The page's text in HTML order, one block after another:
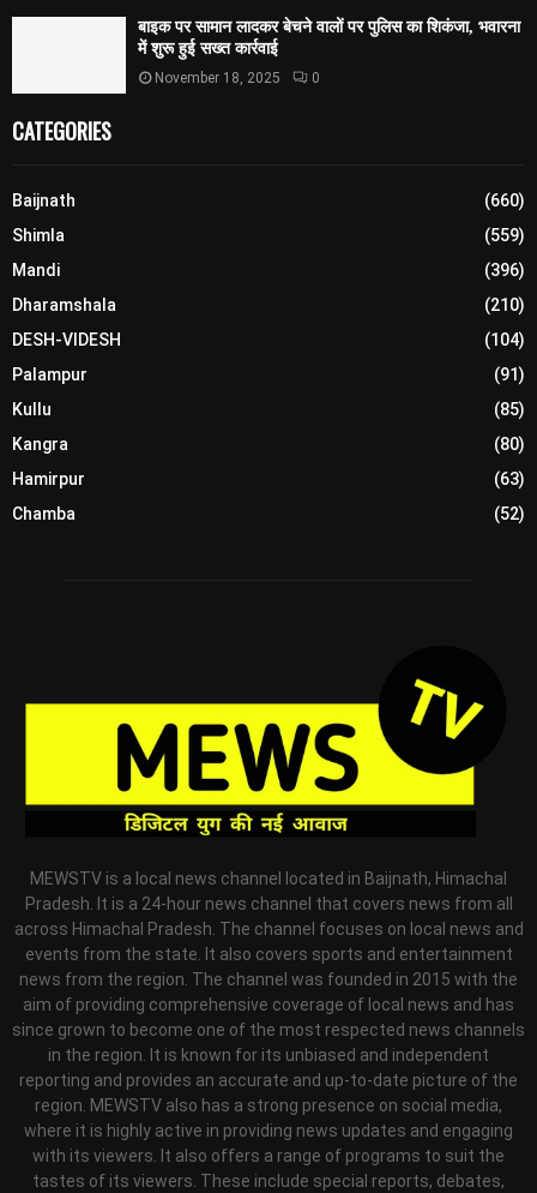
बाइक पर सामान लादकर बेचने वालों पर पुलिस का शिकंजा, भवारना
में शुरू हुई सख्त कार्रवाई
November 18, 2025 0
CATEGORIES
Baijnath
(660)
Shimla
(559)
Mandi
(396)
Dharamshala
(210)
DESH-VIDESH
(104)
Palampur
(91)
Kullu
(85)
Kangra
(80)
Hamirpur
(63)
Chamba
(52)
MEWSTV is a local news channel located in Baijnath, Himachal
Pradesh. It is a 24-hour news channel that covers news from all
across Himachal Pradesh. The channel focuses on local news and
events from the state. It also covers sports and entertainment
news from the region. The channel was founded in 2015 with the
aim of providing comprehensive coverage of local news and has
since grown to become one of the most respected news channels
in the region. It is known for its unbiased and independent
reporting and provides an accurate and up-to-date picture of the
region. MEWSTV also has a strong presence on social media,
where it is highly active in providing news updates and engaging
with its viewers. It also offers a range of programs to suit the
tastes of its viewers. These include special reports, debates,